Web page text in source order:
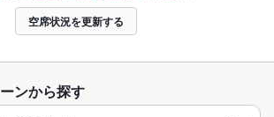
空席状況を更新する
ンから探す